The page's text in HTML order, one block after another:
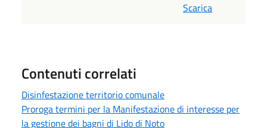
Scarica
Contenuti correlati
Disinfestazione territorio comunale
Proroga termini per la Manifestazione di interesse per
la gestione dei bagni di Lido di Noto